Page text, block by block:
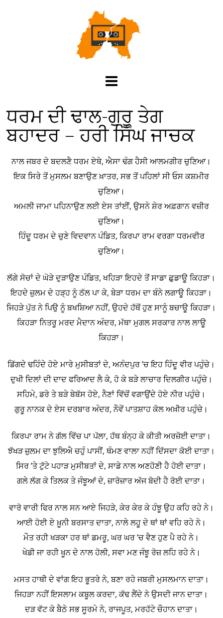
ਧਰਮ ਦੀ ਢਾਲ-ਗੁਰੂ ਤੇਗ
ਬਹਾਦਰ – ਹਰੀ ਸਿੰਘ ਜਾਚਕ
ਨਾਲ ਜਬਰ ਦੇ ਬਦਲਣੈ ਧਰਮ ਏਥੇ, ਐਸਾ ਢੰਗ ਹੈਸੀ ਆਲਮਗੀਰ ਚੁਣਿਆ।
ਇਕ ਸਿਰੇ ਤੋਂ ਮੁਸਲਮ ਬਣਾਉਣ ਖ਼ਾਤਰ, ਸਭ ਤੋਂ ਪਹਿਲਾਂ ਸੀ ਓਸ ਕਸ਼ਮੀਰ
ਚੁਣਿਆ।
ਅਮਲੀ ਜਾਮਾ ਪਹਿਨਾਉਣ ਲਈ ਏਸ ਤਾਂਈਂ, ਉਸਨੇ ਸ਼ੇਰ ਅਫ਼ਗਾਨ ਵਜ਼ੀਰ
ਚੁਣਿਆ।
ਹਿੰਦੂ ਧਰਮ ਦੇ ਚੁਣੇ ਵਿਦਵਾਨ ਪੰਡਿਤ, ਕਿਰਪਾ ਰਾਮ ਵਰਗਾ ਧਰਮਵੀਰ
ਚੁਣਿਆ।
ਲੱਗੇ ਸੋਚਾਂ ਦੇ ਘੋੜੇ ਦੁੜਾਉਣ ਪੰਡਿਤ, ਖਹਿੜਾ ਇਹਦੇ ਤੋਂ ਸਾਡਾ ਛੁਡਾਊ ਕਿਹੜਾ।
ਇਹਦੇ ਜ਼ੁਲਮ ਦੇ ਹੜ੍ਹ ਨੂੰ ਠੱਲ ਪਾ ਕੇ, ਬੇੜਾ ਧਰਮ ਦਾ ਬੰਨੇ ਲਗਾਊ ਕਿਹੜਾ।
ਜਿਹੜੇ ਪੁੱਤ ਨੇ ਪਿਉ ਨੂੰ ਬਖਸ਼ਿਆ ਨਹੀਂ, ਉਹਦੇ ਹੱਥੋਂ ਹੁਣ ਸਾਨੂੰ ਬਚਾਊ ਕਿਹੜਾ।
ਕਿਹੜਾ ਨਿਤਰੂ ਮਰਦ ਮੈਦਾਨ ਅੰਦਰ, ਮੱਥਾ ਮੁਗਲ ਸਰਕਾਰ ਨਾਲ ਲਾਊ
ਕਿਹੜਾ।
ਡਿੱਗਦੇ ਢਹਿੰਦੇ ਹੋਏ ਮਾਰੇ ਮੁਸੀਬਤਾਂ ਦੇ, ਅਨੰਦਪੁਰ ’ਚ ਇਹ ਹਿੰਦੂ ਵੀਰ ਪਹੁੰਚੇ।
ਦੁਖੀ ਦਿਲਾਂ ਦੀ ਦਾਦ ਫਰਿਆਦ ਲੈ ਕੇ, ਹੋ ਕੇ ਬੜੇ ਲਾਚਾਰ ਦਿਲਗੀਰ ਪਹੁੰਚੇ।
ਸਹਿਮੇ, ਡਰੇ ਤੇ ਬੜੇ ਬੇਬੱਸ ਹੋਏ, ਨੈਣਾਂ ਵਿੱਚੋਂ ਵਗਾਉਂਦੇ ਹੋਏ ਨੀਰ ਪਹੁੰਚੇ।
ਗੁਰੂ ਨਾਨਕ ਦੇ ਏਸ ਦਰਬਾਰ ਅੰਦਰ, ਨੌਵੇਂ ਪਾਤਸ਼ਾਹ ਕੋਲ ਅਖ਼ੀਰ ਪਹੁੰਚੇ।
ਕਿਰਪਾ ਰਾਮ ਨੇ ਗੱਲ ਵਿੱਚ ਪਾ ਪੱਲਾ, ਹੱਥ ਬੰਨ੍ਹ ਕੇ ਕੀਤੀ ਅਰਜ਼ੋਈ ਦਾਤਾ।
ਝੱਖੜ ਜ਼ੁਲਮ ਦਾ ਝੁਲਿਐ ਚਹੁੰ ਪਾਸੀਂ, ਥੰਮਣ ਵਾਲਾ ਨਹੀਂ ਦਿੱਸਦਾ ਕੋਈ ਦਾਤਾ।
ਸਿਰ ’ਤੇ ਟੁੱਟੇ ਪਹਾੜ ਮੁਸੀਬਤਾਂ ਦੇ, ਸਾਡੇ ਨਾਲ ਅਣਹੋਣੀ ਹੈ ਹੋਈ ਦਾਤਾ।
ਗਲੇ ਲੱਗ ਕੇ ਤਿਲਕ ਤੇ ਜੰਝੂਆਂ ਦੇ, ਜ਼ਾਰੋਜ਼ਾਰ ਅੱਜ ਬੋਦੀ ਹੈ ਰੋਈ ਦਾਤਾ।
ਵਾਰੋ ਵਾਰੀ ਫਿਰ ਨਾਲ ਸਨ ਆਏ ਜਿਹੜੇ, ਕੇਰ ਕੇਰ ਕੇ ਹੰਝੂ ਉਹ ਕਹਿ ਰਹੇ ਨੇ।
ਆਈ ਹੋਈ ਏ ਖ਼ੂਨੀ ਬਰਸਾਤ ਦਾਤਾ, ਨਾਲੇ ਲਹੂ ਦੇ ਥਾਂ ਥਾਂ ਵਹਿ ਰਹੇ ਨੇ।
ਮੌਤ ਰਹੀ ਖੜਕਾ ਹਰ ਥਾਂ ਡਮਰੂ, ਘਰ ਘਰ ’ਚ ਵੈਣ ਹੁਣ ਪੈ ਰਹੇ ਨੇ।
ਖੇਡੀ ਜਾ ਰਹੀ ਖੂਨ ਦੇ ਨਾਲ ਹੋਲੀ, ਸਵਾ ਮਣ ਜੰਝੂ ਰੋਜ਼ ਲਹਿ ਰਹੇ ਨੇ।
ਮਸਤ ਹਾਥੀ ਦੇ ਵਾਂਗ ਇਹ ਭੂਤਰੇ ਨੇ, ਬਣਾ ਰਹੇ ਜਬਰੀ ਮੁਸਲਮਾਨ ਦਾਤਾ।
ਜਿਹੜਾ ਨਹੀਂ ਇਸਲਾਮ ਕਬੂਲ ਕਰਦਾ, ਕੱਢ ਲੈਂਦੇ ਨੇ ਉਸਦੀ ਜਾਨ ਦਾਤਾ।
ਦੜ ਵੱਟ ਕੇ ਬੈਠੇ ਸਭ ਸੂਰਮੇ ਨੇ, ਰਾਜਪੂਤ, ਮਰਹੱਟੇ ਚੌਹਾਨ ਦਾਤਾ।